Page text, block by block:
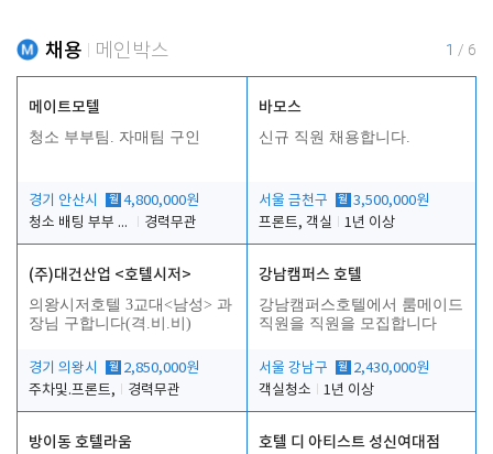
채용 메인박스 1 / 6
메이트모텔
청소 부부팀. 자매팀 구인
경기 안산시 월 4,800,000원
청소 배팅 부부 구합니다
경력무관
바모스
신규 직원 채용합니다.
서울 금천구 월 3,500,000원
프론트, 객실
1년 이상
(주)대건산업 <호텔시저>
의왕시저호텔 3교대<남성> 과
장님 구합니다(격.비.비)
경기 의왕시 월 2,850,000원
주차및.프론트,
경력무관
강남캠퍼스 호텔
강남캠퍼스호텔에서 룸메이드
직원을 직원을 모집합니다
서울 강남구 월 2,430,000원
객실청소
1년 이상
방이동 호텔라움 호텔 디 아티스트 성신여대점